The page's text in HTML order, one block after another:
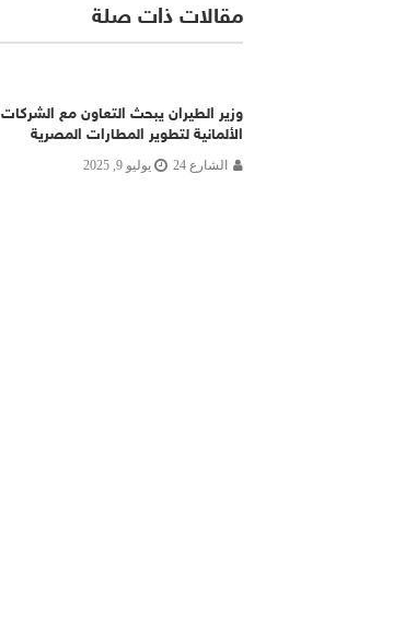
مقالات ذات صلة
وزير الطيران يبحث التعاون مع الشركات
الألمانية لتطوير المطارات المصرية
الشارع 24 يوليو 9, 2025